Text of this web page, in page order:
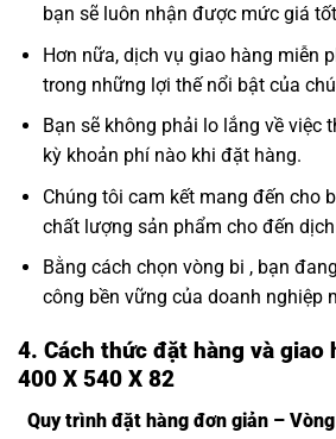
bạn sẽ luôn nhận được mức giá
Hơn nữa, dịch vụ giao hàng miễn
trong những lợi thế nổi bật của
Bạn sẽ không phải lo lắng về việc
kỳ khoản phí nào khi đặt hàng.
Chúng tôi cam kết mang đến cho
chất lượng sản phẩm cho đến
Bằng cách chọn vòng bi , bạn
công bền vững của doanh nghiệp
4. Cách thức đặt hàng và giao
400 X 540 X 82
Quy trình đặt hàng đơn giản –